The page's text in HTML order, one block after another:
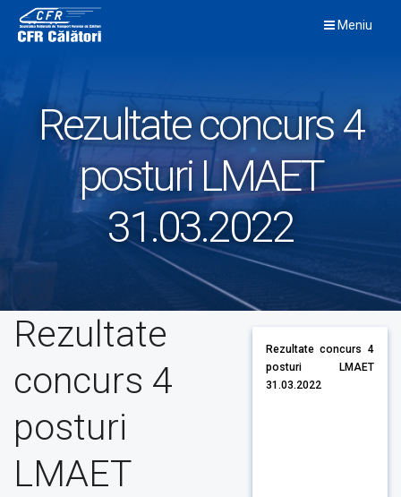
content
Meniu
Rezultate concurs 4
posturi LMAET
31.03.2022
Rezultate
concurs 4
posturi
LMAET
Rezultate concurs 4
posturi LMAET
31.03.2022